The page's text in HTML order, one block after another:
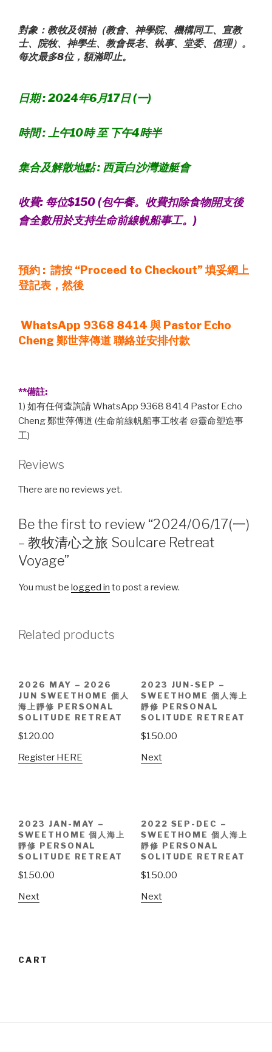
對象：教牧及領袖（教會、神學院、機構同工、宣教
士、院牧、神學生、教會長老、執事、堂委、值理）。
每次最多8位，額滿即止。
日期 : 2024年6月17日 (一)
時間 : 上午10時 至 下午4時半
集合及解散地點 : 西貢白沙灣遊艇會
收費: 每位$150 (包午餐。收費扣除食物開支後
會全數用於支持生命前線帆船事工。)
預約 : 請按 “Proceed to Checkout” 填妥網上
登記表，然後
WhatsApp 9368 8414 與 Pastor Echo
Cheng 鄭世萍傳道聯絡並安排付款
**備註:
1) 如有任何查詢請 WhatsApp 9368 8414 Pastor Echo
Cheng 鄭世萍傳道 (生命前線帆船事工牧者 @靈命塑造事
工)
Reviews
There are no reviews yet.
Be the first to review “2024/06/17(一)
– 教牧清心之旅 Soulcare Retreat
Voyage”
You must be logged in to post a review.
Related products
2026 MAY – 2026
JUN SWEETHOME 個人
海上靜修 PERSONAL
SOLITUDE RETREAT
$120.00
Register HERE
2023 JUN-SEP –
SWEETHOME 個人海上
靜修 PERSONAL
SOLITUDE RETREAT
$150.00
Next
2023 JAN-MAY –
SWEETHOME 個人海上
靜修 PERSONAL
SOLITUDE RETREAT
$150.00
Next
2022 SEP-DEC –
SWEETHOME 個人海上
靜修 PERSONAL
SOLITUDE RETREAT
$150.00
Next
CART